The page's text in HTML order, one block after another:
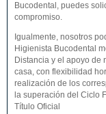
Bucodental, puedes
compromiso.
Igualmente, nosotros
Higienista Bucodental
Distancia y el apoyo de
casa, con flexibilidad
realización de los
la superación del Ciclo
Título Oficial